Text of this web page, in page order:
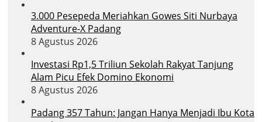
3.000 Pesepeda Meriahkan Gowes Siti Nurbaya
Adventure-X Padang
8 Agustus 2026
Investasi Rp1,5 Triliun Sekolah Rakyat Tanjung
Alam Picu Efek Domino Ekonomi
8 Agustus 2026
Padang 357 Tahun: Jangan Hanya Menjadi Ibu Kota